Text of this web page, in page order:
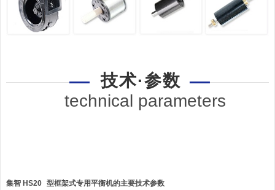
技术·参数
technical parameters
集智 HS20 型框架式专用平衡机的主要技术参数